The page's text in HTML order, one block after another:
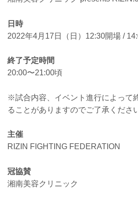
日時
2022年4月17日（日）12:30開場 /
終了予定時間
20:00〜21:00頃
※試合内容、イベント進行によって
ることがありますのでご了承くださ
主催
RIZIN FIGHTING FEDERATION
冠協賛
湘南美容クリニック